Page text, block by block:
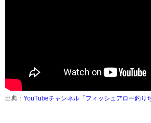
出典： YouTubeチャンネル「フィッシュアロー釣り